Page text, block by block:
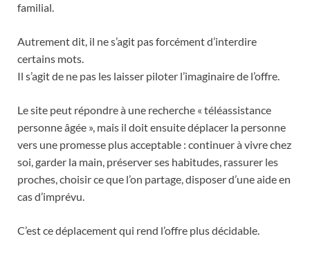
familial.
Autrement dit, il ne s’agit pas forcément d’interdire
certains mots.
Il s’agit de ne pas les laisser piloter l’imaginaire de l’offre.
Le site peut répondre à une recherche « téléassistance
personne âgée », mais il doit ensuite déplacer la personne
vers une promesse plus acceptable : continuer à vivre chez
soi, garder la main, préserver ses habitudes, rassurer les
proches, choisir ce que l’on partage, disposer d’une aide en
cas d’imprévu.
C’est ce déplacement qui rend l’offre plus décidable.